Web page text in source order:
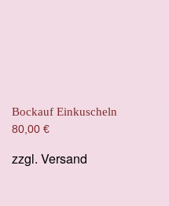
Bockauf Einkuscheln
80,00 €
zzgl. Versand